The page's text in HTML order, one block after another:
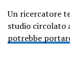
Un ricercatore
studio circolato
potrebbe